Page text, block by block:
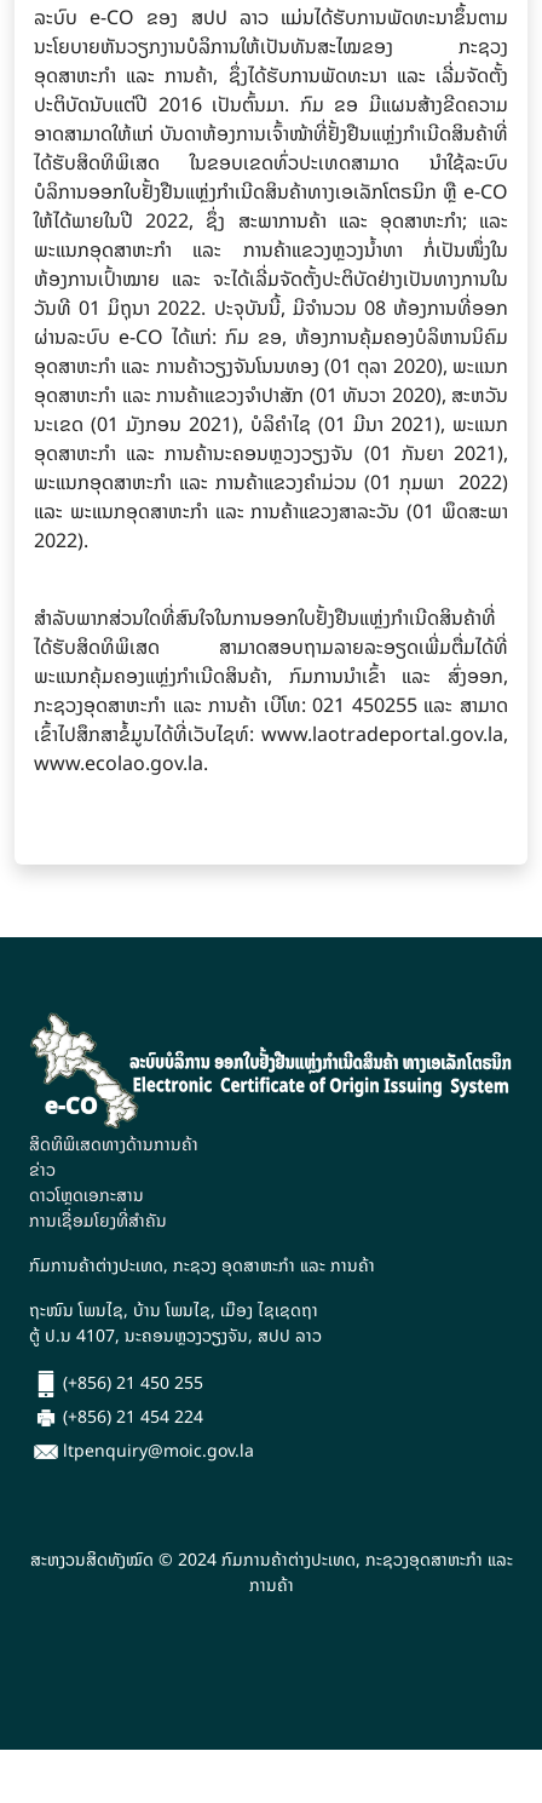
ລະບົບ e-CO ຂອງ ສປປ ລາວ ແມ່ນໄດ້ຮັບການພັດທະນາຂຶ້ນຕາມ
ນະໂຍບາຍຫັນວຽກງານບໍລິການໃຫ້ເປັນທັນສະໄໝຂອງ ກະຊວງ
ອຸດສາຫະກຳ ແລະ ການຄ້າ, ຊຶ່ງໄດ້ຮັບການພັດທະນາ ແລະ ເລີ່ມຈັດຕັ້ງ
ປະຕິບັດນັບແຕ່ປີ 2016 ເປັນຕົ້ນມາ. ກົມ ຂອ ມີແຜນສ້າງຂີດຄວາມ
ອາດສາມາດໃຫ້ແກ່ ບັນດາຫ້ອງການເຈົ້າໜ້າທີ່ຢັ້ງຢືນແຫຼ່ງກຳເນີດສິນຄ້າທີ່
ໄດ້ຮັບສິດທິພິເສດ ໃນຂອບເຂດທົ່ວປະເທດສາມາດ ນໍາໃຊ້ລະບົບ
ບໍລິການອອກໃບຢັ້ງຢືນແຫຼ່ງກໍາເນີດສິນຄ້າທາງເອເລັກໂຕຣນິກ ຫຼື e-CO
ໃຫ້ໄດ້ພາຍໃນປີ 2022, ຊຶ່ງ ສະພາການຄ້າ ແລະ ອຸດສາຫະກຳ; ແລະ
ພະແນກອຸດສາຫະກຳ ແລະ ການຄ້າແຂວງຫຼວງນໍ້າທາ ກໍ່ເປັນໜຶ່ງໃນ
ຫ້ອງການເປົ້າໝາຍ ແລະ ຈະໄດ້ເລີ່ມຈັດຕັ້ງປະຕິບັດຢ່າງເປັນທາງການໃນ
ວັນທີ 01 ມິຖຸນາ 2022. ປະຈຸບັນນີ້, ມີຈຳນວນ 08 ຫ້ອງການທີ່ອອກ
ຜ່ານລະບົບ e-CO ໄດ້ແກ່: ກົມ ຂອ, ຫ້ອງການຄຸ້ມຄອງບໍລິຫານນິຄົມ
ອຸດສາຫະກຳ ແລະ ການຄ້າວຽງຈັນໂນນທອງ (01 ຕຸລາ 2020), ພະແນກ
ອຸດສາຫະກຳ ແລະ ການຄ້າແຂວງຈຳປາສັກ (01 ທັນວາ 2020), ສະຫວັນ
ນະເຂດ (01 ມັງກອນ 2021), ບໍລິຄຳໄຊ (01 ມີນາ 2021), ພະແນກ
ອຸດສາຫະກຳ ແລະ ການຄ້ານະຄອນຫຼວງວຽງຈັນ (01 ກັນຍາ 2021),
ພະແນກອຸດສາຫະກຳ ແລະ ການຄ້າແຂວງຄຳມ່ວນ (01 ກຸມພາ 2022)
ແລະ ພະແນກອຸດສາຫະກຳ ແລະ ການຄ້າແຂວງສາລະວັນ (01 ພຶດສະພາ
2022).
ສຳລັບພາກສ່ວນໃດທີ່ສົນໃຈໃນການອອກໃບຢັ້ງຢືນແຫຼ່ງກຳເນີດສິນຄ້າທີ່
ໄດ້ຮັບສິດທິພິເສດ ສາມາດສອບຖາມລາຍລະອຽດເພີ່ມຕື່ມໄດ້ທີ່
ພະແນກຄຸ້ມຄອງແຫຼ່ງກຳເນີດສິນຄ້າ, ກົມການນຳເຂົ້າ ແລະ ສົ່ງອອກ,
ກະຊວງອຸດສາຫະກຳ ແລະ ການຄ້າ ເບີໂທ: 021 450255 ແລະ ສາມາດ
ເຂົ້າໄປສຶກສາຂໍ້ມູນໄດ້ທີ່ເວັບໄຊທ໌: www.laotradeportal.gov.la,
www.ecolao.gov.la.
ສິດທິພິເສດທາງດ້ານການຄ້າ
ຂ່າວ
ດາວໂຫຼດເອກະສານ
ການເຊື່ອມໂຍງທີ່ສຳຄັນ
ກົມການຄ້າຕ່າງປະເທດ, ກະຊວງ ອຸດສາຫະກຳ ແລະ ການຄ້າ
ຖະໜົນ ໂພນໄຊ, ບ້ານ ໂພນໄຊ, ເມືອງ ໄຊເຊດຖາ
ຕູ້ ປ.ນ 4107, ນະຄອນຫຼວງວຽງຈັນ, ສປປ ລາວ
(+856) 21 450 255
(+856) 21 454 224
ltpenquiry@moic.gov.la
ສະຫງວນສິດທັງໝົດ © 2024 ກົມການຄ້າຕ່າງປະເທດ, ກະຊວງອຸດສາຫະກຳ ແລະ
ການຄ້າ